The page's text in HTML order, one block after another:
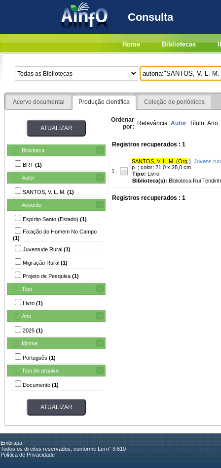
Consulta
Home Bibliotecas
Acervo documental Produção científica Coleção de periódicos
Biblioteca
BRT (1)
Autor
SANTOS, V. L. M. (1)
Assunto
Espírito Santo (Estado) (1)
Fixação do Homem No Campo
(1)
Juventude Rural (1)
Migração Rural (1)
Projeto de Pesquisa (1)
Tipo
Livro (1)
Ano
2025 (1)
Idioma
Português (1)
Tipo do arquivo
Documento (1)
Ordenar
por: Relevância Autor Título Ano
Registros recuperados : 1
1.
SANTOS, V. L. M. (Org .). Jovens
p. ; color; 21,0 x 28,0 cm.
Tipo: Livro
Biblioteca(s): Biblioteca Rui
Registros recuperados : 1
Embrapa
Todos os direitos reservados, conforme Lei n° 9.610
Política de Privacidade